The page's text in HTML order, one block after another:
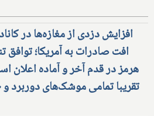
افزایش دزدی از مغازه‌ها در
افت صادرات به آمریکا؛ توافق
هرمز در قدم آخر و آماده اعلان